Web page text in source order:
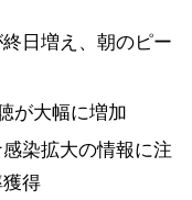
日増え、朝のピー
が大幅に増加
染拡大の情報に注
得